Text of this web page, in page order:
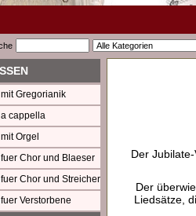
Gregorianik
cappella
Orgel
Chor und Blaeser
Chor und Streicher
Verstorbene
Der
Der
Liedsätze,